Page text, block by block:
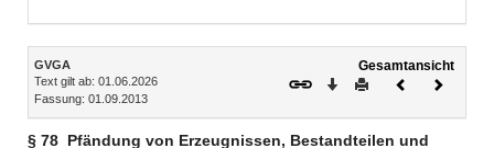
Inhalt
GVGA
Text gilt ab: 01.06.2026
Fassung: 01.09.2013
Gesamtansicht
Download
DruckenVorheriges
§ 78 Pfändung von Erzeugnissen, Bestandteilen und